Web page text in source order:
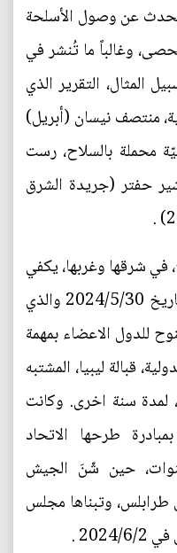
تتحدث عن وصول الأسلحة
وغالباً ما تُنشر في
المثال، التقرير الذي
منتصف نيسان (أبريل)
محملة بالسلاح، رست
حفتر (جريدة الشرق
في شرقها وغربها، يكفي
الاستشهاد بقرار مجلس الامن، بتاريخ 2024/5/30 والذي
للدول الاعضاء بمهمة
قبالة ليبيا، المشتبه
لمدة سنة اخرى. وكانت
طرحها الاتحاد
(أيريني)، قبل 4 سنوات، حين شّنَ الجيش
وتبناها مجلس
6/2 .